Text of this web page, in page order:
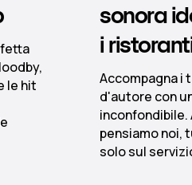
per
piatti
licenze
concentrati
hotel
Dalla
scenari
grazie a